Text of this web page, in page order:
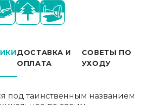
ДОСТАВКА И
ОПЛАТА
СОВЕТЫ ПО
УХОДУ
под таинственным названием